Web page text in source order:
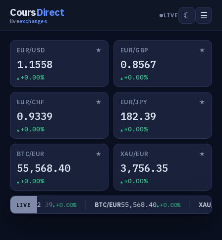
CoursDirect
liveexchanges
LIVE ☾ ☰
EUR/USD ★
1.1558
+0.00%
EUR/GBP ★
0.8567
+0.00%
EUR/CHF ★
0.9339
+0.00%
EUR/JPY ★
182.39
+0.00%
BTC/EUR ★
55,568.40
+0.00%
XAU/EUR ★
3,756.35
+0.00%
LIVE
EUR/JPY182.39 +0.00% BTC/EUR55,568.40 +0.00% XAU/EUR